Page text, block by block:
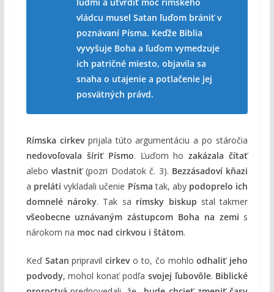
vládcu musel Satan ľuďom brániť v
poznávaní Písma. Keďže Biblia
vyvyšuje Boha a ľuďom vymedzuje
ich patričné miesto, objavila sa
snaha o utajenie a potlačenie jej
posvätných právd.
Rímska cirkevprijala túto argumentáciu a po stáročia
nedovoľovala šíriť Písmo. Ľuďom hozakázala čítať
alebovlastniť(pozri Dodatok č. 3). Bezzásadoví kňazi
a preláti vykladali učenie Písma tak, aby podoprelo ich
domnelé nároky. Tak sa rímsky biskup stal takmer
všeobecne uznávaným zástupcom Boha na zemi s
nárokom na moc nad cirkvou i štátom.
Keď Satan pripravilcirkevo to, čo mohloodhaliť jeho
podvody, mohol konať podľa svojej ľubovôle. Biblické